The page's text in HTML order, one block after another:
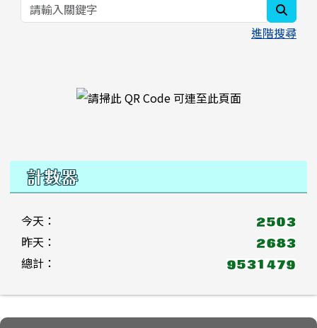
進階搜尋
右邊區域內容
計數器
今天：
昨天：
總計：